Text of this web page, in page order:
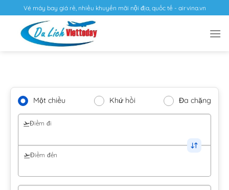
Vé máy bay giá rẻ, nhiều khuyến mãi nội địa, quốc tế - airvina.vn
Một chiều Khứ hồi Đa chặng
Điểm đi
Điểm đến